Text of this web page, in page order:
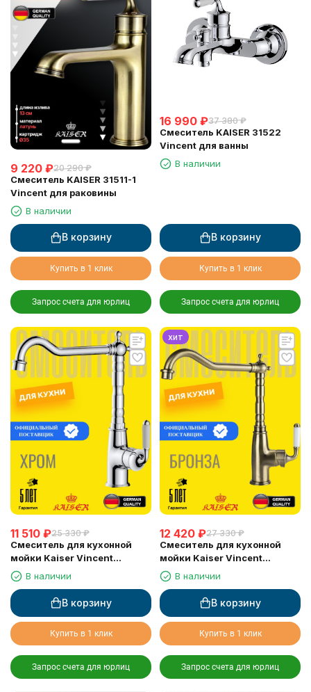
9 220 ₽20 290 ₽
Смеситель KAISER 31511-1
Vincent для раковины
В наличии
В корзину
Купить в 1 клик
Запрос счета для юрлиц
16 990 ₽37 380 ₽
Смеситель KAISER 31522
Vincent для ванны
В наличии
В корзину
Купить в 1 клик
Запрос счета для юрлиц
11 510 ₽25 330 ₽
Смеситель для кухонной
мойки Kaiser Vincent
(31544), хром
В наличии
В корзину
Купить в 1 клик
Запрос счета для юрлиц
хит
12 420 ₽27 330 ₽
Смеситель для кухонной
мойки Kaiser Vincent
(31544-1), бронза
В наличии
В корзину
Купить в 1 клик
Запрос счета для юрлиц